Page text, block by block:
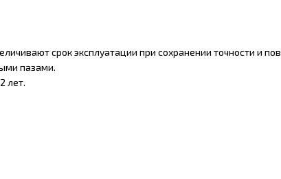
срок эксплуатации при сохранении точности и
пазами.
лет.